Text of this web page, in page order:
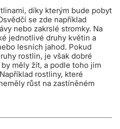
díky kterým bude pobyt
se zde například
nebo zakrslé stromky. Na
jednotlivé druhy květin a
lesních jahod. Pokud
rostlin, je však dobré
měly žít, a podle toho jim
rostliny, které
růst na zastíněném